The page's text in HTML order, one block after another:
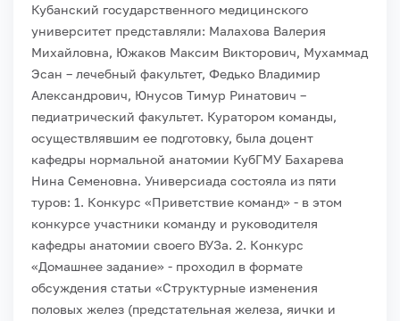
Кубанский государственного медицинского
университет представляли: Малахова Валерия
Михайловна, Южаков Максим Викторович, Мухаммад
Эсан – лечебный факультет, Федько Владимир
Александрович, Юнусов Тимур Ринатович –
педиатрический факультет. Куратором команды,
осуществлявшим ее подготовку, была доцент
кафедры нормальной анатомии КубГМУ Бахарева
Нина Семеновна. Универсиада состояла из пяти
туров: 1. Конкурс «Приветствие команд» - в этом
конкурсе участники команду и руководителя
кафедры анатомии своего ВУЗа. 2. Конкурс
«Домашнее задание» - проходил в формате
обсуждения статьи «Структурные изменения
половых желез (предстательная железа, яички и